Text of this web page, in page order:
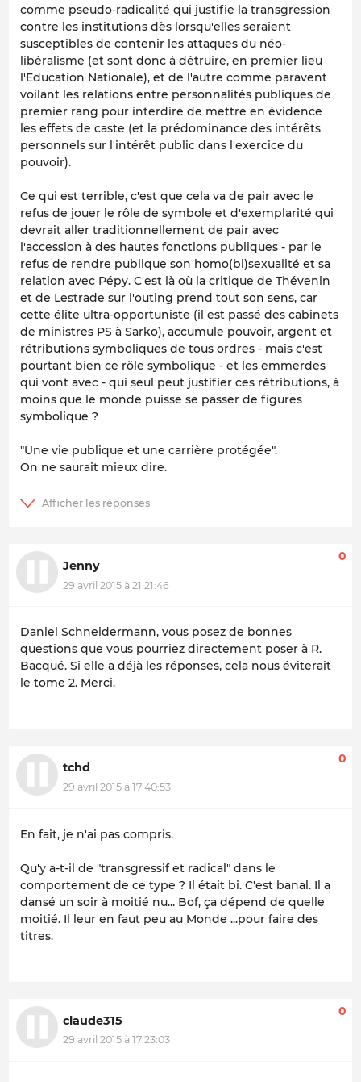
comme pseudo-radicalité qui justifie la transgression
contre les institutions dès lorsqu'elles seraient
susceptibles de contenir les attaques du néo-
libéralisme (et sont donc à détruire, en premier lieu
l'Education Nationale), et de l'autre comme paravent
voilant les relations entre personnalités publiques de
premier rang pour interdire de mettre en évidence
les effets de caste (et la prédominance des intérêts
personnels sur l'intérêt public dans l'exercice du
pouvoir).
Ce qui est terrible, c'est que cela va de pair avec le
refus de jouer le rôle de symbole et d'exemplarité qui
devrait aller traditionnellement de pair avec
l'accession à des hautes fonctions publiques - par le
refus de rendre publique son homo(bi)sexualité et sa
relation avec Pépy. C'est là où la critique de Thévenin
et de Lestrade sur l'outing prend tout son sens, car
cette élite ultra-opportuniste (il est passé des cabinets
de ministres PS à Sarko), accumule pouvoir, argent et
rétributions symboliques de tous ordres - mais c'est
pourtant bien ce rôle symbolique - et les emmerdes
qui vont avec - qui seul peut justifier ces rétributions, à
moins que le monde puisse se passer de figures
symbolique ?
"Une vie publique et une carrière protégée".
On ne saurait mieux dire.
Jenny
29 avril 2015 à 21:21:46
0
Daniel Schneidermann, vous posez de bonnes
questions que vous pourriez directement poser à R.
Bacqué. Si elle a déjà les réponses, cela nous éviterait
le tome 2. Merci.
tchd
29 avril 2015 à 17:40:53
0
En fait, je n'ai pas compris.
Qu'y a-t-il de "transgressif et radical" dans le
comportement de ce type ? Il était bi. C'est banal. Il a
dansé un soir à moitié nu... Bof, ça dépend de quelle
moitié. Il leur en faut peu au Monde ...pour faire des
titres.
claude315
29 avril 2015 à 17:23:03
0